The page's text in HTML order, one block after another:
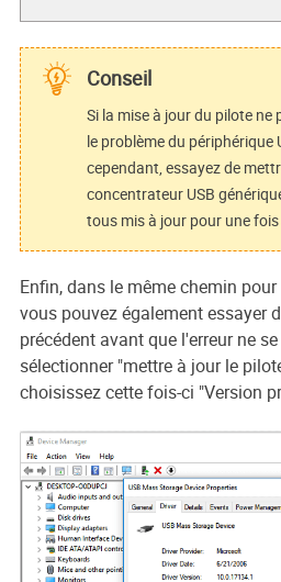
Conseil
Si la mise à jour du pilote ne
le problème du périphérique
cependant, essayez de
concentrateur USB
tous mis à jour pour une fois
Enfin, dans le même chemin
vous pouvez également essayer
précédent avant que l'erreur ne
sélectionner "mettre à jour le
choisissez cette fois-ci "Version